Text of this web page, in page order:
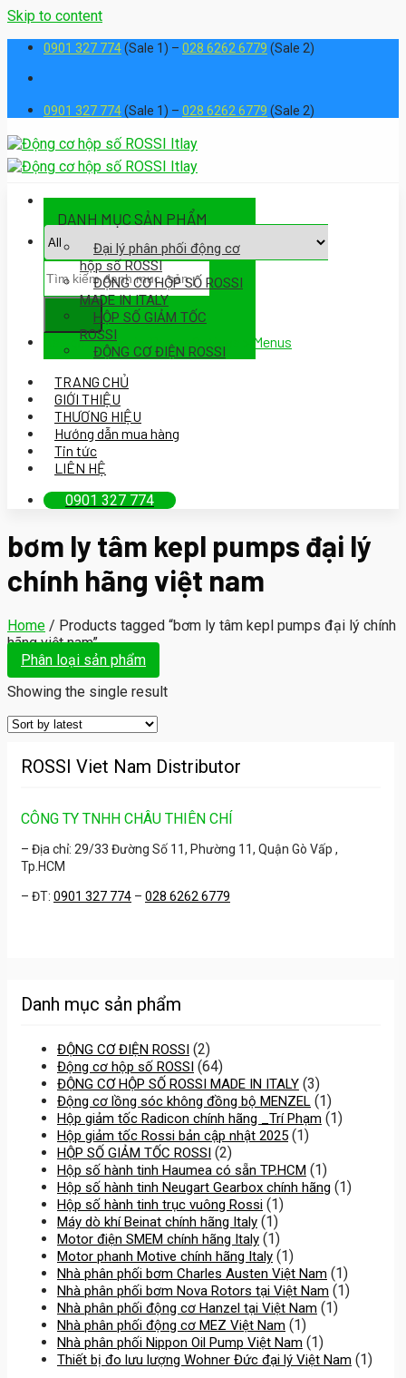
Skip to content
0901 327 774(Sale 1) – 028 6262 6779 (Sale 2)
0901 327 774(Sale 1) – 028 6262 6779 (Sale 2)
Assign a menu in Theme Options > Menus
DANH MỤC SẢN PHẨM
Đại lý phân phối động cơ
hộp số ROSSI
ĐỘNG CƠ HỘP SỐ ROSSI
MADE IN ITALY
HỘP SỐ GIẢM TỐC
ROSSI
ĐỘNG CƠ ĐIỆN ROSSI
TRANG CHỦ
GIỚI THIỆU
THƯƠNG HIỆU
Hướng dẫn mua hàng
Tin tức
LIÊN HỆ
0901 327 774
bơm ly tâm kepl pumps đại lý
chính hãng việt nam
Home / Products tagged “bơm ly tâm kepl pumps đại lý chính
hãng việt nam”
Phân loại sản phẩm
Showing the single result
ROSSI Viet Nam Distributor
CÔNG TY TNHH CHÂU THIÊN CHÍ
– Địa chỉ: 29/33 Đường Số 11, Phường 11, Quận Gò Vấp ,
Tp.HCM
– ĐT: 0901 327 774 – 028 6262 6779
Danh mục sản phẩm
ĐỘNG CƠ ĐIỆN ROSSI (2)
Động cơ hộp số ROSSI (64)
ĐỘNG CƠ HỘP SỐ ROSSI MADE IN ITALY (3)
Động cơ lồng sóc không đồng bộ MENZEL (1)
Hộp giảm tốc Radicon chính hãng _Trí Phạm (1)
Hộp giảm tốc Rossi bản cập nhật 2025 (1)
HỘP SỐ GIẢM TỐC ROSSI (2)
Hộp số hành tinh Haumea có sẵn TP.HCM (1)
Hộp số hành tinh Neugart Gearbox chính hãng (1)
Hộp số hành tinh trục vuông Rossi (1)
Máy dò khí Beinat chính hãng Italy (1)
Motor điện SMEM chính hãng Italy (1)
Motor phanh Motive chính hãng Italy (1)
Nhà phân phối bơm Charles Austen Việt Nam (1)
Nhà phân phối bơm Nova Rotors tại Việt Nam (1)
Nhà phân phối động cơ Hanzel tại Việt Nam (1)
Nhà phân phối động cơ MEZ Việt Nam (1)
Nhà phân phối Nippon Oil Pump Việt Nam (1)
Thiết bị đo lưu lượng Wohner Đức đại lý Việt Nam (1)